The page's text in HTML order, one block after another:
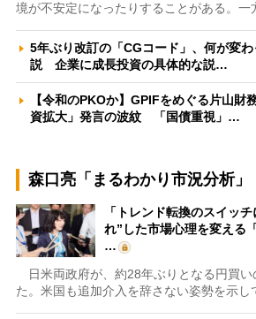
境が不安定になったりすることがある。
5年ぶり改訂の「CGコード」、何が変
説 企業に成長投資の具体的な説…
【令和のPKOか】GPIFをめぐる片山財
資拡大」発言の波紋 「国債重視」…
森口亮「まるわかり市況分析」
「トレンド転換のスイッ
れ”した市場心理を変える
…
日米両政府が、約28年ぶりとなる円買い
た。米国も追加介入を辞さない姿勢を示